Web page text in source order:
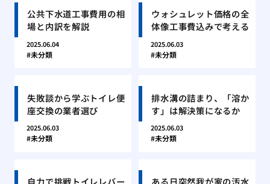
公共下水道工事費用の相
場と内訳を解説
2025.06.04
未分類
ウォシュレット価格の全
体像工事費込みで考える
2025.06.03
未分類
失敗談から学ぶトイレ便
座交換の業者選び
2025.06.03
未分類
排水溝の詰まり、「溶か
す」は解決策になるか
2025.06.03
未分類
自力で挑戦トイレレバー
ある日突然我が家の汚水